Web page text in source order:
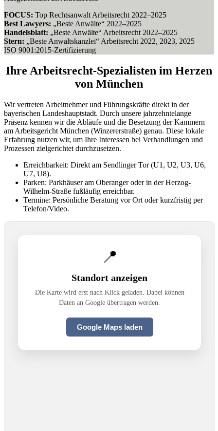
FOCUS: Top Rechtsanwalt Arbeitsrecht 2022–2025
Best Lawyers: „Beste Anwälte“ 2022–2025
Handelsblatt: „Beste Anwälte“ Arbeitsrecht 2022–2025
Stern: „Beste Anwaltskanzlei“ Arbeitsrecht 2022, 2023, 2025
ISO 9001:2015-Zertifizierung
Ihre Arbeitsrecht-Spezialisten im Herzen
von München
Wir vertreten Arbeitnehmer und Führungskräfte direkt in der
bayerischen Landeshauptstadt. Durch unsere jahrzehntelange
Präsenz kennen wir die Abläufe und die Besetzung der Kammern
am Arbeitsgericht München (Winzererstraße) genau. Diese lokale
Erfahrung nutzen wir, um Ihre Interessen bei Verhandlungen und
Prozessen zielgerichtet durchzusetzen.
Erreichbarkeit: Direkt am Sendlinger Tor (U1, U2, U3, U6,
U7, U8).
Parken: Parkhäuser am Oberanger oder in der Herzog-
Wilhelm-Straße fußläufig erreichbar.
Termine: Persönliche Beratung vor Ort oder kurzfristig per
Telefon/Video.
📍
Standort anzeigen
Die Karte wird erst nach Klick geladen. Dabei können
Daten an Google übertragen werden.
Google Maps laden